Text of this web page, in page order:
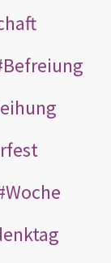
Befreiung
Woche